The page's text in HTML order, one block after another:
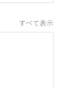
すべて表示